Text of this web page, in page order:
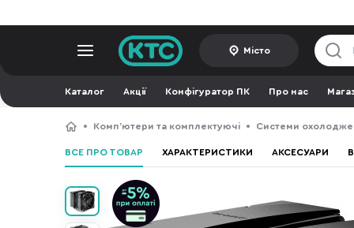
Місто
Каталог Акції Конфігуратор ПК Про нас
Компʼютери та комплектуючі Системи
ВСЕ ПРО ТОВАР ХАРАКТЕРИСТИКИ АКСЕСУАРИ